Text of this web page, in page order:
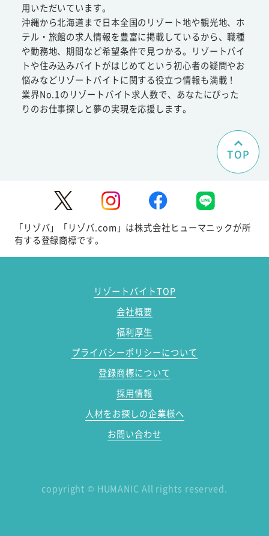
用いただいています。
沖縄から北海道まで日本全国のリゾート地や観光地、ホ
テル・旅館の求人情報を豊富に掲載しているから、職種
や勤務地、期間など希望条件で見つかる。リゾートバイ
トや住み込みバイトがはじめてという初心者の疑問やお
悩みなどリゾートバイトに関する役立つ情報も満載！
業界No.1のリゾートバイト求人数で、あなたにぴった
りのお仕事探しと夢の実現を応援します。
TOP
「リゾバ」「リゾバ.com」は株式会社ヒューマニックが所
有する登録商標です。
リゾートバイトTOP
会社概要
福利厚生
プライバシーポリシーについて
登録商標について
採用情報
人材をお探しの企業様へ
お問い合わせ
copyright © HUMANIC All rights reserved.